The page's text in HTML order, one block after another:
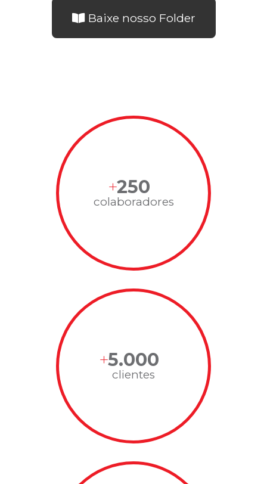
Baixe nosso Folder
250
colaboradores
5.000
clientes